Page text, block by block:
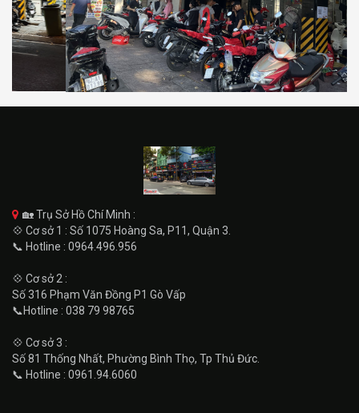
🏡 Trụ Sở Hồ Chí Minh :
💠 Cơ sở 1 : Số 1075 Hoàng Sa, P11, Quận 3.
📞 Hotline : 0964.496.956
💠 Cơ sở 2 :
Số 316 Phạm Văn Đồng P1 Gò Vấp
📞Hotline : 038 79 98765
💠 Cơ sở 3 :
Số 81 Thống Nhất, Phường Bình Thọ, Tp Thủ Đức.
📞 Hotline : 0961.94.6060